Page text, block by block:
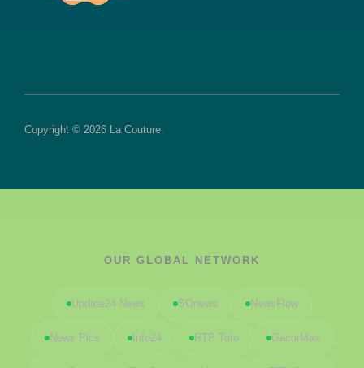
Copyright © 2026 La Couture.
OUR GLOBAL NETWORK
Update24 News SOnews NewsFlow
Newz Pics Info24 RTP Toto GacorMax